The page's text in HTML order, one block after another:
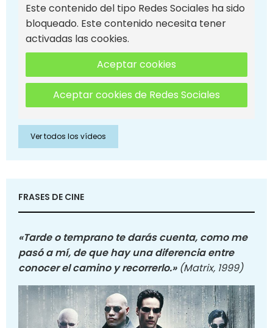
Este contenido del tipo Redes Sociales ha sido
bloqueado. Este contenido necesita tener
activadas las cookies.
Aceptar cookies
Aceptar cookies de Redes Sociales
Ver todos los vídeos
FRASES DE CINE
«Tarde o temprano te darás cuenta, como me
pasó a mí, de que hay una diferencia entre
conocer el camino y recorrerlo.» (Matrix, 1999)